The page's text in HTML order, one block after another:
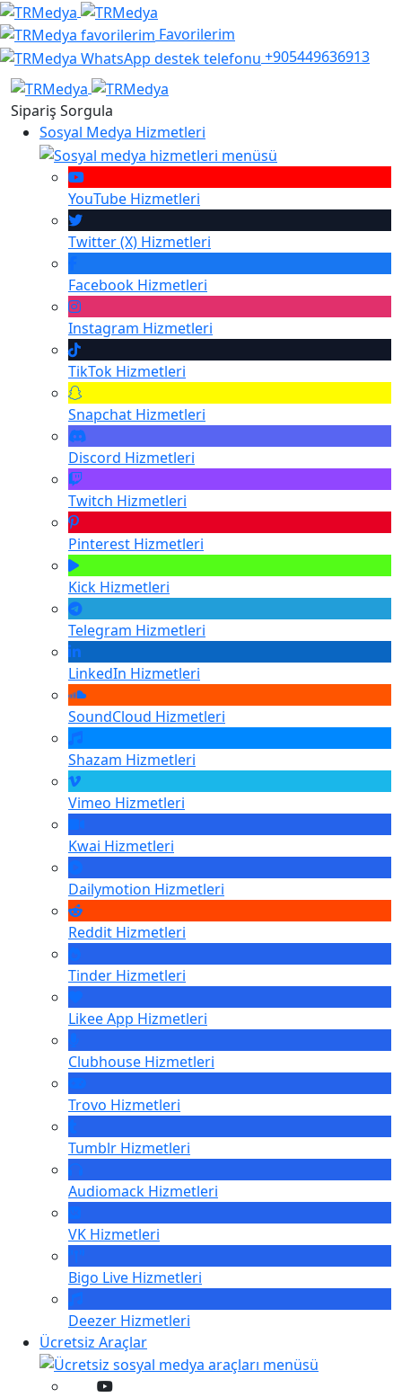
Favorilerim
+905449636913
Sipariş Sorgula
Sosyal Medya Hizmetleri
YouTube Hizmetleri
Twitter (X) Hizmetleri
Facebook Hizmetleri
Instagram Hizmetleri
TikTok Hizmetleri
Snapchat Hizmetleri
Discord Hizmetleri
Twitch Hizmetleri
Pinterest Hizmetleri
Kick Hizmetleri
Telegram Hizmetleri
LinkedIn Hizmetleri
SoundCloud Hizmetleri
Shazam Hizmetleri
Vimeo Hizmetleri
Kwai Hizmetleri
Dailymotion Hizmetleri
Reddit Hizmetleri
Tinder Hizmetleri
Likee App Hizmetleri
Clubhouse Hizmetleri
Trovo Hizmetleri
Tumblr Hizmetleri
Audiomack Hizmetleri
VK Hizmetleri
Bigo Live Hizmetleri
Deezer Hizmetleri
Ücretsiz Araçlar